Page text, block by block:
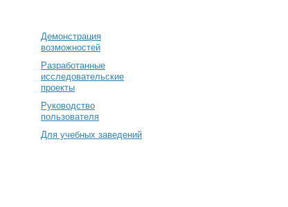
Демонстрация
возможностей
Разработанные
исследовательские
проекты
Руководство
пользователя
Для учебных заведений